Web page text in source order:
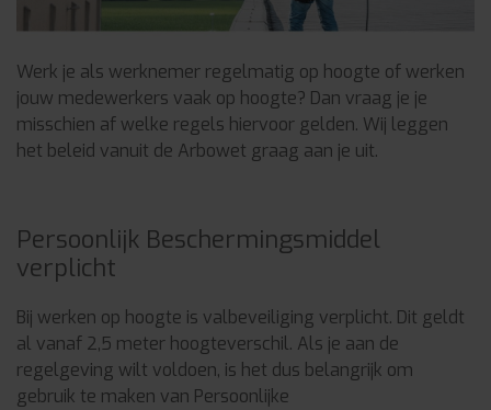
Werk je als werknemer regelmatig op hoogte of werken
jouw medewerkers vaak op hoogte? Dan vraag je je
misschien af welke regels hiervoor gelden. Wij leggen
het beleid vanuit de Arbowet graag aan je uit.
Persoonlijk Beschermingsmiddel
verplicht
Bij werken op hoogte is valbeveiliging verplicht. Dit geldt
al vanaf 2,5 meter hoogteverschil. Als je aan de
regelgeving wilt voldoen, is het dus belangrijk om
gebruik te maken van Persoonlijke